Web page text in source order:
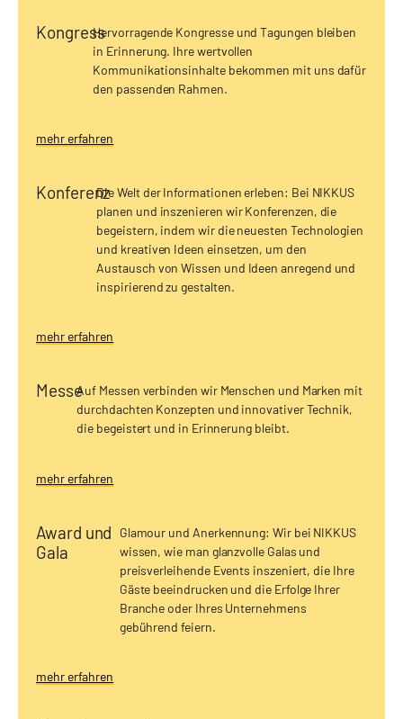
KongressHervorragende Kongresse und Tagungen bleiben
in Erinnerung. Ihre wertvollen
Kommunikationsinhalte bekommen mit uns dafür
den passenden Rahmen.
mehr erfahren
KonferenzDie Welt der Informationen erleben: Bei NIKKUS
planen und inszenieren wir Konferenzen, die
begeistern, indem wir die neuesten Technologien
und kreativen Ideen einsetzen, um den
Austausch von Wissen und Ideen anregend und
inspirierend zu gestalten.
mehr erfahren
MesseAuf Messen verbinden wir Menschen und Marken mit
durchdachten Konzepten und innovativer Technik,
die begeistert und in Erinnerung bleibt.
mehr erfahren
Award und
Gala
Glamour und Anerkennung: Wir bei NIKKUS
wissen, wie man glanzvolle Galas und
preisverleihende Events inszeniert, die Ihre
Gäste beeindrucken und die Erfolge Ihrer
Branche oder Ihres Unternehmens
gebührend feiern.
mehr erfahren